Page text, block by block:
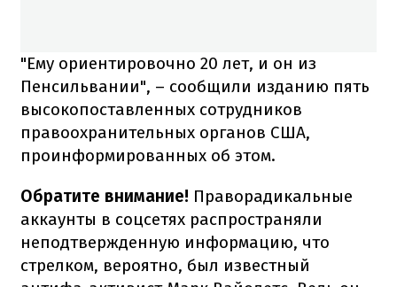
"Ему ориентировочно 20 лет, и он из
Пенсильвании", – сообщили изданию пять
высокопоставленных сотрудников
правоохранительных органов США,
проинформированных об этом.
Обратите внимание! Праворадикальные
аккаунты в соцсетях распространяли
неподтвержденную информацию, что
стрелком, вероятно, был известный